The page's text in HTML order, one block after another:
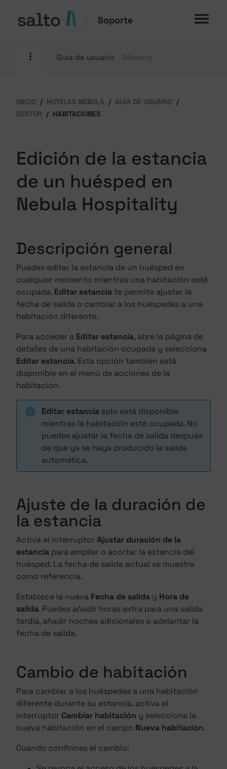
Soporte
Guía de usuario Glosario
INICIO HOTELES NEBULA
GUÍA DE USUARIO
GESTOR
HABITACIONES
Edición de la estancia
de un huésped en
Nebula Hospitality
Descripción general
Puedes editar la estancia de un huésped en
cualquier momento mientras una habitación esté
ocupada. Editar estanciate permite ajustar la
fecha de salida o cambiar a los huéspedes a una
habitación diferente.
Para acceder a Editar estancia, abre la página de
detalles de una habitación ocupada y selecciona
Editar estancia. Esta opción también está
disponible en el menú de acciones de la
habitación.
Editar estancia solo está disponible
mientras la habitación esté ocupada. No
puedes ajustar la fecha de salida después
de que ya se haya producido la salida
automática.
Ajuste de la duración de
la estancia
Activa el interruptorAjustar duración de la
estancia para ampliar o acortar la estancia del
huésped. La fecha de salida actual se muestra
como referencia.
Establece la nueva Fecha de salida y Hora de
salida. Puedes añadir horas extra para una salida
tardía, añadir noches adicionales o adelantar la
fecha de salida.
Cambio de habitación
Para cambiar a los huéspedes a una habitación
diferente durante su estancia, activa el
interruptor Cambiar habitación y selecciona la
nueva habitación en el campo Nueva habitación.
Cuando confirmes el cambio: